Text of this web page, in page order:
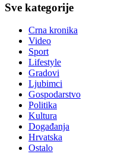
Sve kategorije
Crna kronika
Video
Sport
Lifestyle
Gradovi
Ljubimci
Gospodarstvo
Politika
Kultura
Događanja
Hrvatska
Ostalo